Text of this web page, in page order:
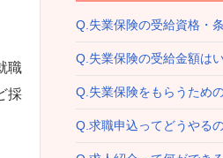
職
採
Q.失業保険の受給資格・
Q.失業保険の受給金額は
Q.失業保険をもらうため
Q.求職申込ってどうやる